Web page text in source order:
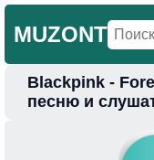
MUZONT
Главная
Blackpink -
песню и